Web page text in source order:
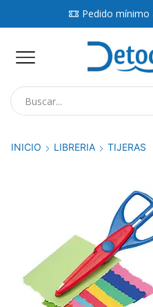
Pedido mínimo
INICIO LIBRERIA TIJERAS